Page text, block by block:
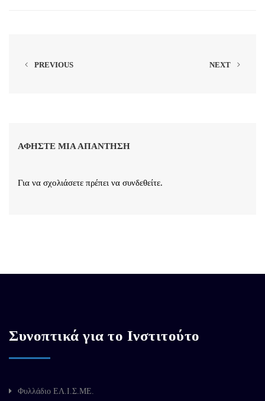
PREVIOUS NEXT
ΑΦΉΣΤΕ ΜΙΑ ΑΠΆΝΤΗΣΗ
Για να σχολιάσετε πρέπει να συνδεθείτε.
Συνοπτικά για το Ινστιτούτο
Φυλλάδιο ΕΛ.Ι.Σ.ΜΕ.